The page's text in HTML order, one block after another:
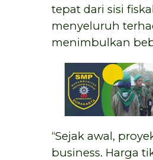
tepat dari sisi
menyeluruh
menimbulkan
“Sejak awal,
business. Harga